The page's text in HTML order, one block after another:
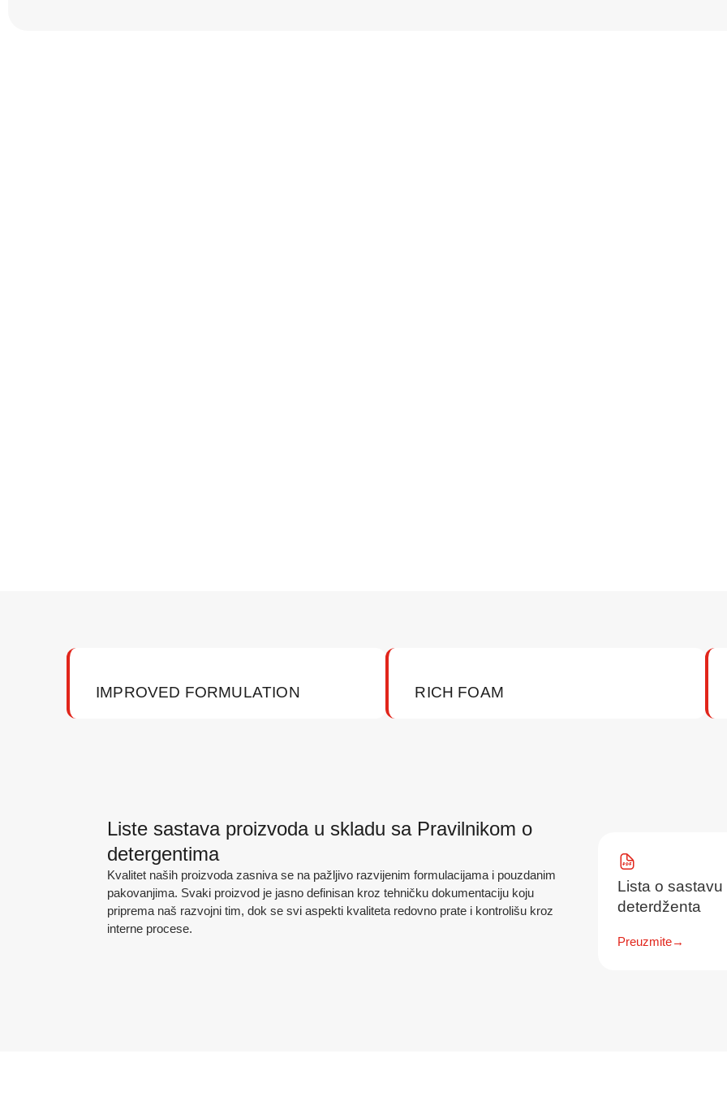
IMPROVED FORMULATION RICH FOAM
Liste sastava proizvoda u skladu sa Pravilnikom o
detergentima
Kvalitet naših proizvoda zasniva se na pažljivo razvijenim formulacijama i pouzdanim
pakovanjima. Svaki proizvod je jasno definisan kroz tehničku dokumentaciju koju
priprema naš razvojni tim, dok se svi aspekti kvaliteta redovno prate i kontrolišu kroz
interne procese.
Lista o sastavu
deterdženta
Preuzmite→